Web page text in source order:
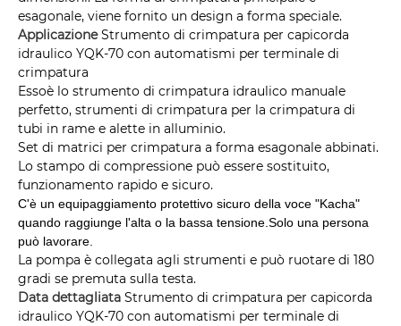
esagonale, viene fornito un design a forma speciale.
ApplicazioneStrumento di crimpatura per capicorda
idraulico YQK-70 con automatismi per terminale di
crimpatura
Essoè lo strumento di crimpatura idraulico manuale
perfetto, strumenti di crimpatura per la crimpatura di
tubi in rame e alette in alluminio.
Set di matrici per crimpatura a forma esagonale abbinati.
Lo stampo di compressione può essere sostituito,
funzionamento rapido e sicuro.
C'è un equipaggiamento protettivo sicuro della voce "Kacha"
quando raggiunge l'alta o la bassa tensione. Solo una persona
può lavorare.
La pompa è collegata agli strumenti e può ruotare di 180
gradi se premuta sulla testa.
Data dettagliata Strumento di crimpatura per capicorda
idraulico YQK-70 con automatismi per terminale di